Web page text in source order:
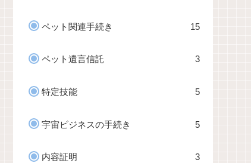
ペット関連手続き 15
ペット遺言信託 3
特定技能 5
宇宙ビジネスの手続き 5
内容証明 3